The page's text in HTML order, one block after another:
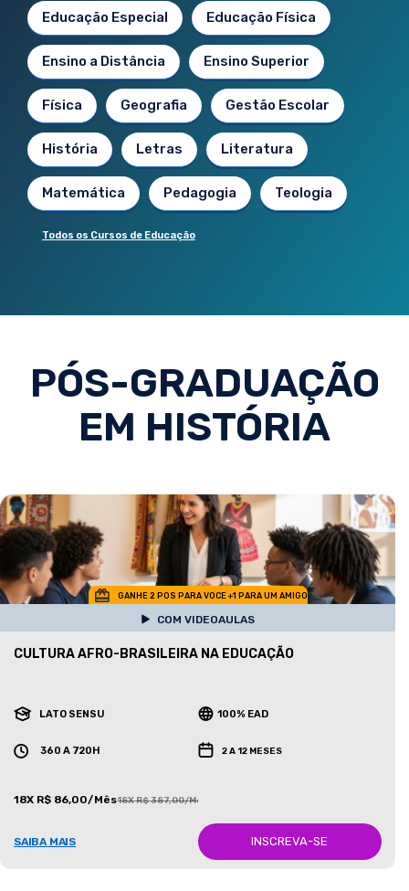
Educação Especial Educação Física
Ensino a Distância Ensino Superior
Física Geografia Gestão Escolar
História Letras Literatura
Matemática Pedagogia Teologia
Todos os Cursos de Educação
PÓS-GRADUAÇÃO
EM HISTÓRIA
GANHE 2 POS PARA VOCE +1 PARA UM AMIGO
COM VIDEOAULAS
CULTURA AFRO-BRASILEIRA NA EDUCAÇÃO
LATO SENSU 100% EAD
360 A 720H 2 A 12 MESES
18X R$ 86,00/Mês18X R$ 387,00/Mês
SAIBA MAIS INSCREVA-SE